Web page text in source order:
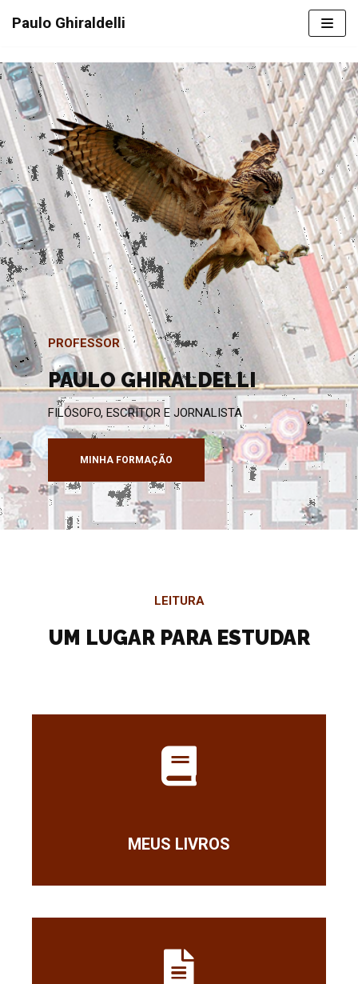
Skip
Paulo Ghiraldelli
PROFESSOR
PAULO GHIRALDELLI
FILÓSOFO, ESCRITOR E JORNALISTA
MINHA FORMAÇÃO
LEITURA
UM LUGAR PARA ESTUDAR
MEUS LIVROS